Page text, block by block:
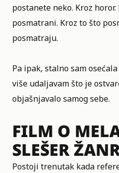
postanete neko. Kroz
posmatrani. Kroz to što
posmatraju.
Pa ipak, stalno sam
više udaljavam što je
objašnjavalo samog sebe.
FILM O
SLEŠER
Postoji trenutak kada